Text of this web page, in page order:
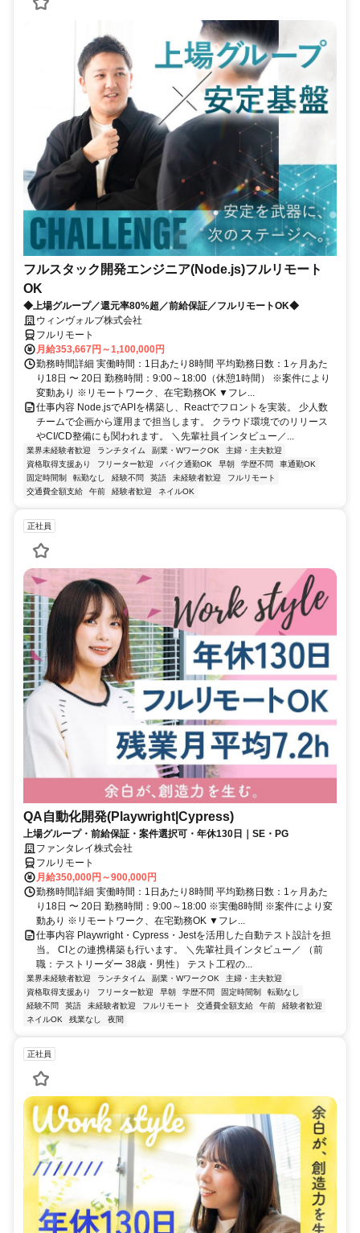
フルスタック開発エンジニア(Node.js)フルリモート
OK
◆上場グループ／還元率80%超／前給保証／フルリモートOK◆
ウィンヴォルブ株式会社
フルリモート
月給353,667円～1,100,000円
勤務時間詳細 実働時間：1日あたり8時間 平均勤務日数：1ヶ月あた
り18日 〜 20日 勤務時間：9:00～18:00（休憩1時間） ※案件により
変動あり ※リモートワーク、在宅勤務OK ▼フレ...
仕事内容 Node.jsでAPIを構築し、Reactでフロントを実装。 少人数
チームで企画から運用まで担当します。 クラウド環境でのリリース
やCI/CD整備にも関われます。 ＼先輩社員インタビュー／...
業界未経験者歓迎 ランチタイム 副業・WワークOK
主婦・主夫歓迎
資格取得支援あり
フリーター歓迎 バイク通勤OK 早朝 学歴不問
車通勤OK
固定時間制
転勤なし 経験不問 英語 未経験者歓迎
フルリモート
交通費全額支給
午前 経験者歓迎 ネイルOK
正社員
QA自動化開発(Playwright|Cypress)
上場グループ・前給保証・案件選択可・年休130日｜SE・PG
ファンタレイ株式会社
フルリモート
月給350,000円～900,000円
勤務時間詳細 実働時間：1日あたり8時間 平均勤務日数：1ヶ月あた
り18日 〜 20日 勤務時間：9:00～18:00 ※実働8時間 ※案件により変
動あり ※リモートワーク、在宅勤務OK ▼フレ...
仕事内容 Playwright・Cypress・Jestを活用した自動テスト設計を担
当。 CIとの連携構築も行います。 ＼先輩社員インタビュー／ （前
職：テストリーダー 38歳・男性） テスト工程の...
業界未経験者歓迎 ランチタイム 副業・WワークOK
主婦・主夫歓迎
資格取得支援あり
フリーター歓迎 早朝 学歴不問 固定時間制
転勤なし
経験不問
英語 未経験者歓迎 フルリモート 交通費全額支給 午前
経験者歓迎
ネイルOK
残業なし 夜間
正社員